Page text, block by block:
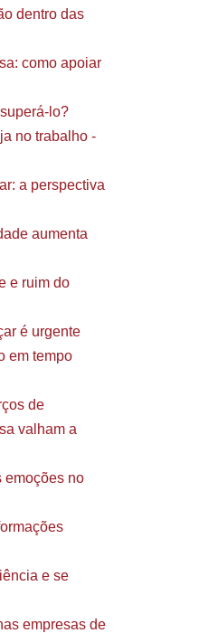
dentro das
como apoiar
lo?
no trabalho -
a perspectiva
aumenta
e ruim do
é urgente
em tempo
de
valham a
emoções no
e se
empresas de